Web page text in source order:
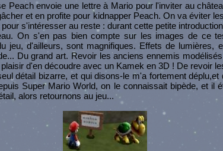
Peach envoie une lettre à Mario pour l'inviter au
et en profite pour kidnapper Peach. On va éviter
s'intéresser au reste : durant cette petite
On s'en pas bien compte sur les images de ce
jeu, d'ailleurs, sont magnifiques. Effets de lumières,
Du grand art. Revoir les anciens ennemis
d'en découdre avec un Kamek en 3D ! De revoir
détail bizarre, et qui disons-le m'a fortement
Super Mario World, on le connaissait bipède, et il
alors retournons au jeu...